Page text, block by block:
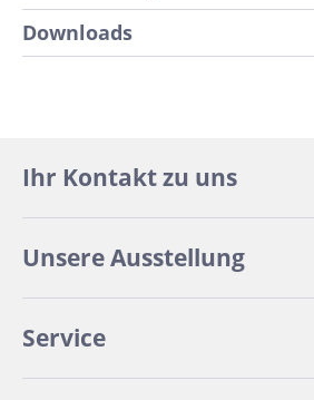
Downloads
Ihr Kontakt zu uns
Unsere Ausstellung
Service